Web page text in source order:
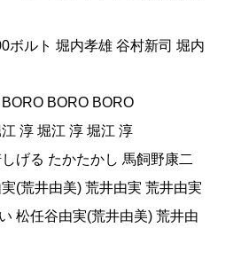
ボルト 堀内孝雄 谷村新司 堀内
BORO BORO
淳 堀江 淳 堀江 淳
げる たかたかし 馬飼野康二
(荒井由美) 荒井由実 荒井由実
松任谷由実(荒井由美) 荒井由